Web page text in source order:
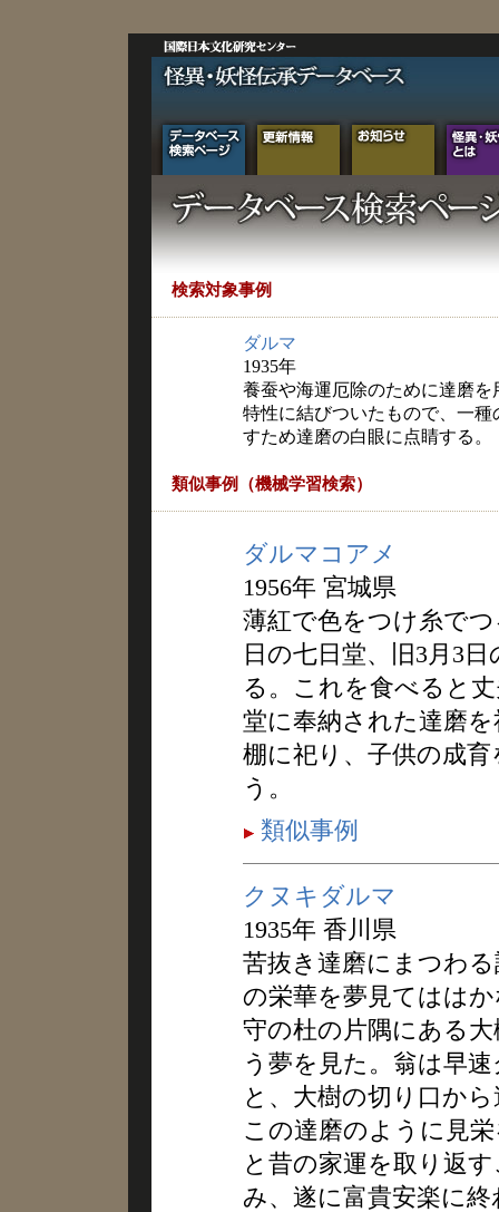
検索対象事例
ダルマ
1935年
養蚕や海運厄除のために達磨
特性に結びついたもので、一
すため達磨の白眼に点睛する。
類似事例（機械学習検索）
ダルマコアメ
1956年 宮城県
薄紅で色をつけ糸で
日の七日堂、旧3月3
る。これを食べると
堂に奉納された達磨
棚に祀り、子供の成
う。
類似事例
クヌキダルマ
1935年 香川県
苦抜き達磨にまつわ
の栄華を夢見てはは
守の杜の片隅にある
う夢を見た。翁は早
と、大樹の切り口か
この達磨のように見
と昔の家運を取り返
み、遂に富貴安楽に